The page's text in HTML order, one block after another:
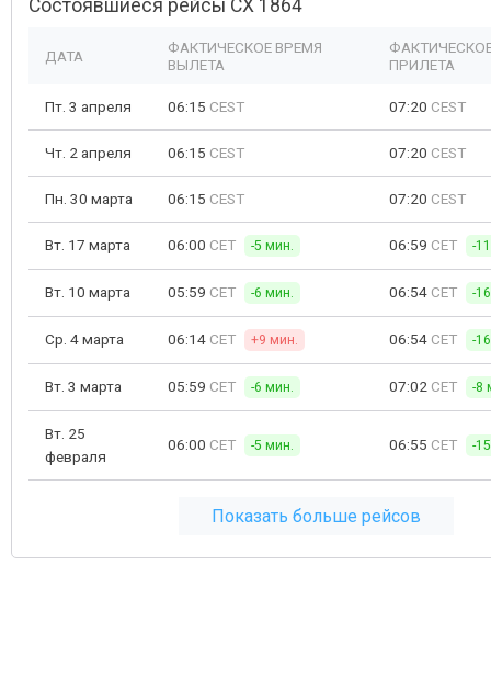
Состоявшиеся рейсы CX 1864
ДАТА
ФАКТИЧЕСКОЕ ВРЕМЯ
ВЫЛЕТА
ПРИЛЕТА
Пт. 3 апреля 06:15 CEST 07:20 CEST
Чт. 2 апреля 06:15 CEST 07:20 CEST
Пн. 30 марта 06:15 CEST 07:20 CEST
Вт. 17 марта 06:00 CET -5 мин. 06:59 CET -
Вт. 10 марта 05:59 CET -6 мин. 06:54 CET -
Ср. 4 марта 06:14 CET +9 мин. 06:54 CET -
Вт. 3 марта 05:59 CET -6 мин. 07:02 CET -8
Вт. 25
февраля
06:00 CET -5 мин. 06:55 CET -
Показать больше рейсов